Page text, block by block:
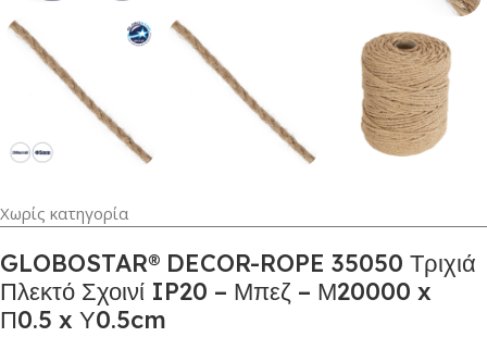
Χωρίς κατηγορία
GLOBOSTAR® DECOR-ROPE 35050 Τριχιά
Πλεκτό Σχοινί IP20 – Μπεζ – Μ20000 x
Π0.5 x Υ0.5cm